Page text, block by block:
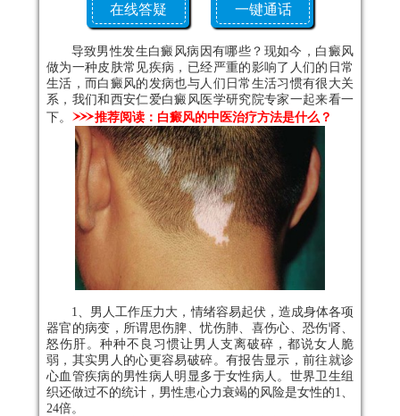
在线答疑 一键通话
导致男性发生白癜风病因有哪些？现如今，白癜风
做为一种皮肤常见疾病，已经严重的影响了人们的日常
生活，而白癜风的发病也与人们日常生活习惯有很大关
系，我们和西安仁爱白癜风医学研究院专家一起来看一
下。
推荐阅读： 白癜风的中医治疗方法是什么？
1
男人工作压力大，情绪容易起伏，造成身体各项
器官的病变，所谓思伤脾、忧伤肺、喜伤心、恐伤肾、
怒伤肝。种种不良习惯让男人支离破碎，都说女人脆
弱，其实男人的心更容易破碎。有报告显示，前往就诊
心血管疾病的男性病人明显多于女性病人。世界卫生组
织还做过不的统计，男性患心力衰竭的风险是女性的1
24倍。